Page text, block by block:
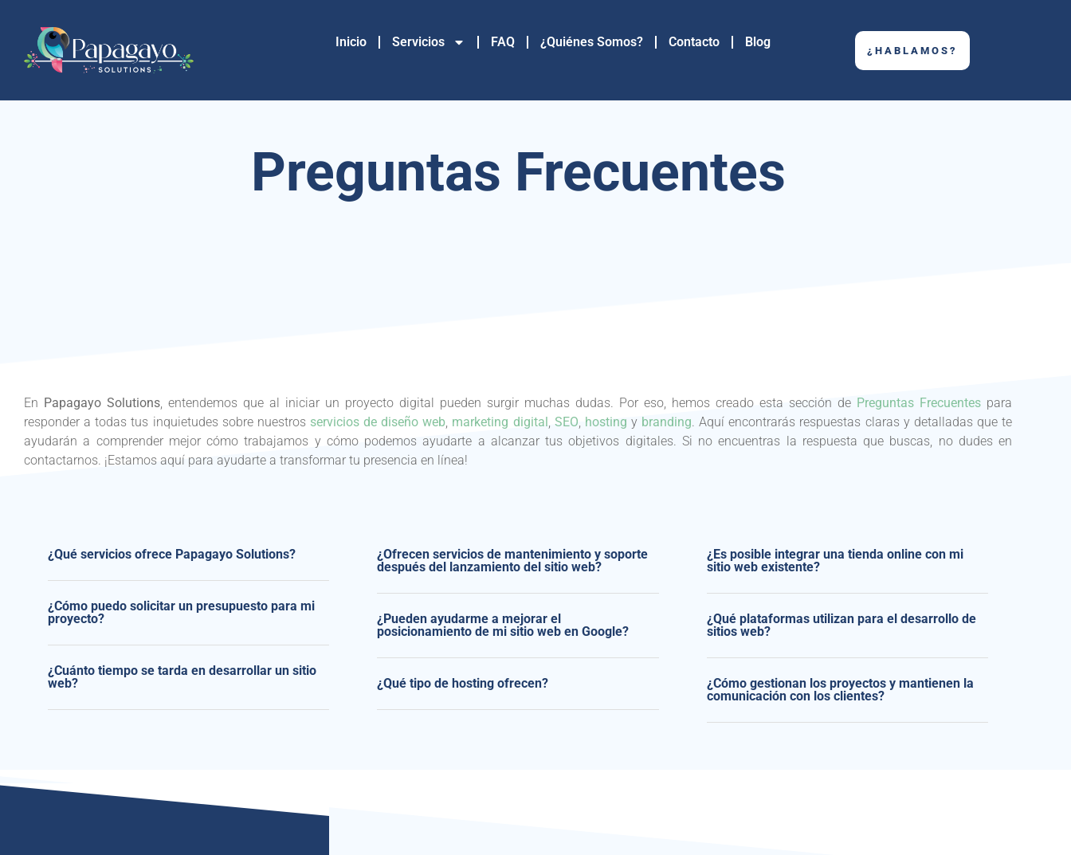
Inicio Servicios FAQ ¿Quiénes Somos? Contacto Blog
¿HABLAMOS?
Preguntas Frecuentes
En Papagayo Solutions, entendemos que al iniciar un proyecto digital pueden surgir muchas dudas. Por eso, hemos creado esta sección de Preguntas Frecuentes para
responder a todas tus inquietudes sobre nuestros servicios de diseño web, marketing digital, SEO, hosting y branding. Aquí encontrarás respuestas claras y detalladas que te
ayudarán a comprender mejor cómo trabajamos y cómo podemos ayudarte a alcanzar tus objetivos digitales. Si no encuentras la respuesta que buscas, no dudes en
contactarnos. ¡Estamos aquí para ayudarte a transformar tu presencia en línea!
¿Qué servicios ofrece Papagayo Solutions?
¿Cómo puedo solicitar un presupuesto para mi
proyecto?
¿Cuánto tiempo se tarda en desarrollar un sitio
web?
¿Ofrecen servicios de mantenimiento y soporte
después del lanzamiento del sitio web?
¿Pueden ayudarme a mejorar el
posicionamiento de mi sitio web en Google?
¿Qué tipo de hosting ofrecen?
¿Es posible integrar una tienda online con mi
sitio web existente?
¿Qué plataformas utilizan para el desarrollo de
sitios web?
¿Cómo gestionan los proyectos y mantienen la
comunicación con los clientes?